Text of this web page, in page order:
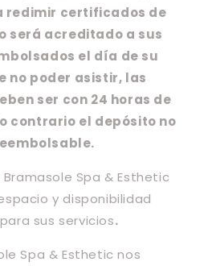
redimir certificados de
será acreditado a sus
el día de su
no poder asistir, las
ser con 24 horas de
contrario el depósito no
Spa & Esthetic
y disponibilidad
sus servicios.
Spa & Esthetic nos